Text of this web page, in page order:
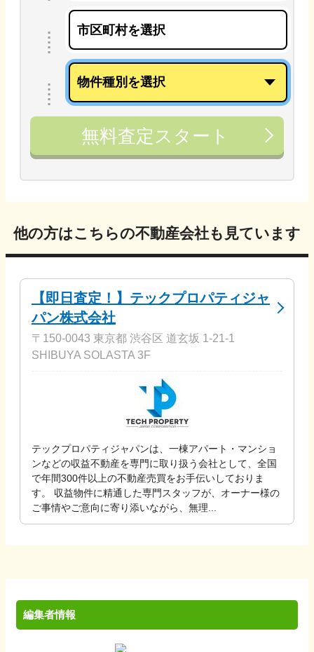
無料査定スタート
他の方はこちらの不動産会社も見ています
【即日査定！】テックプロパティジャ
パン株式会社
〒150-0043 東京都 渋谷区 道玄坂 1-21-1
SHIBUYA SOLASTA 3F
テックプロパティジャパンは、一棟アパート・マンショ
ンなどの収益不動産を専門に取り扱う会社として、全国
で年間300件以上の不動産売買をお手伝いしておりま
す。 収益物件に精通した専門スタッフが、オーナー様の
ご事情やご意向に寄り添いながら、無理...
編集者情報